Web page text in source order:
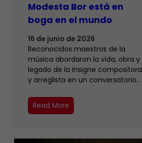
Modesta Bor está en
boga en el mundo
16 de junio de 2026
Reconocidos maestros de la
música abordaron la vida, obra y
legado de la insigne compositora
y arreglista en un conversatorio…
Read More